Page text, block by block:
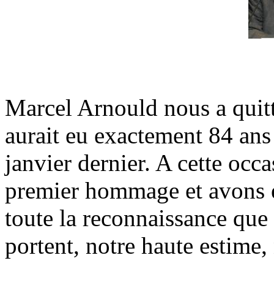
Marcel Arnould nous a
aurait eu exactement 84
janvier dernier. A cette
premier hommage et
toute la reconnaissance
portent, notre haute